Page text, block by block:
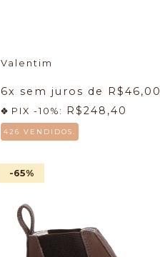
Valentim
6x sem juros de R$46,00
PIX -10%: R$248,40
426 VENDIDOS.
-65%